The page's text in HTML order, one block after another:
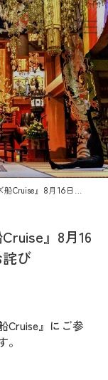
運行船変更のお知らせとお詫び
』8月16
び
Cruise』にご参